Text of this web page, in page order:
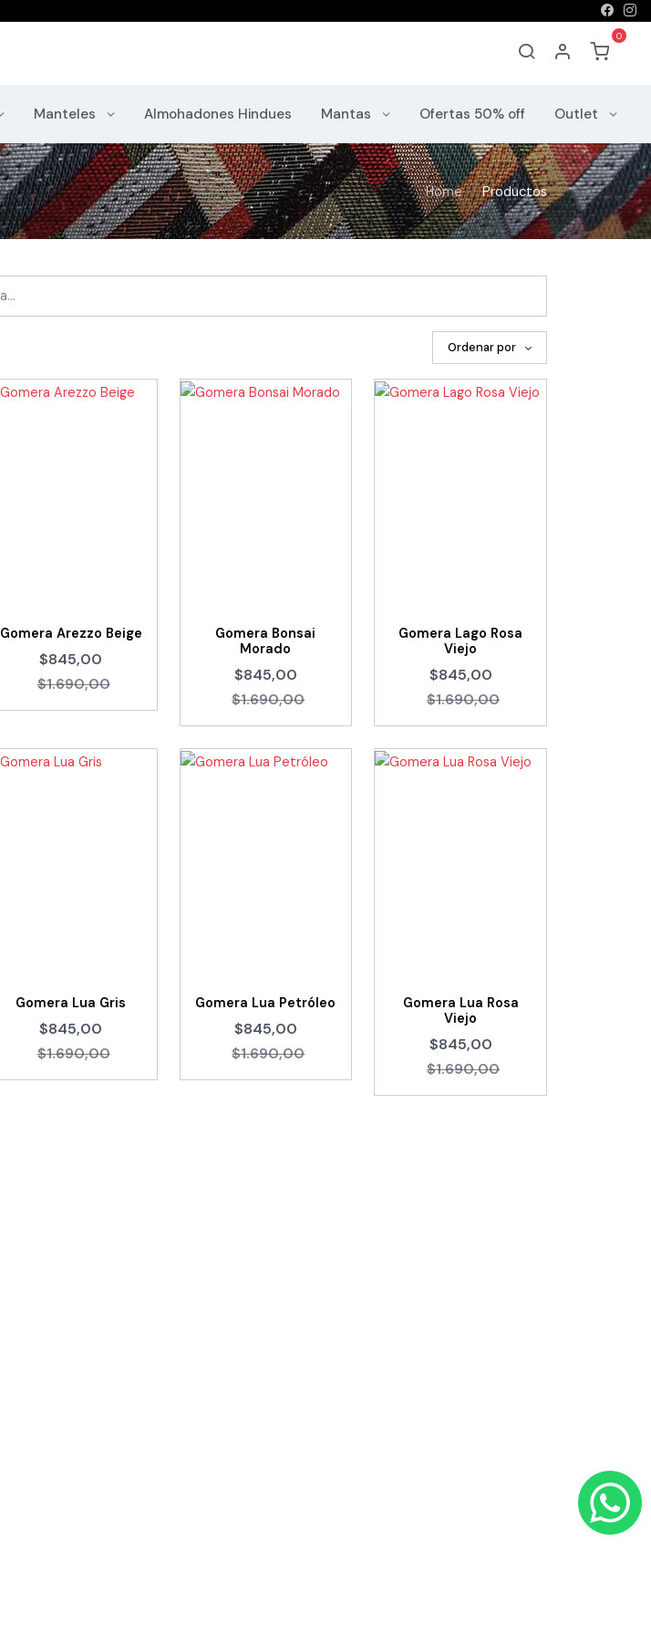
Manteles Almohadones Hindues Mantas Ofertas 50% off Outlet
Home Productos
Ordenar por
Gomera Arezzo Beige
$845,00
$1.690,00
Gomera Bonsai
Morado
$845,00
$1.690,00
Gomera Lago Rosa
Viejo
$845,00
$1.690,00
Gomera Lua Gris
$845,00
$1.690,00
Gomera Lua Petróleo
$845,00
$1.690,00
Gomera Lua Rosa
Viejo
$845,00
$1.690,00